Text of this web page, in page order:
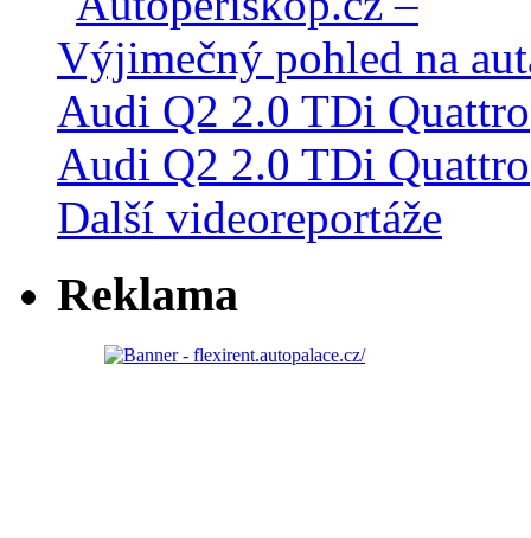
Audi Q2 2.0 TDi Quattro
Další videoreportáže
Reklama